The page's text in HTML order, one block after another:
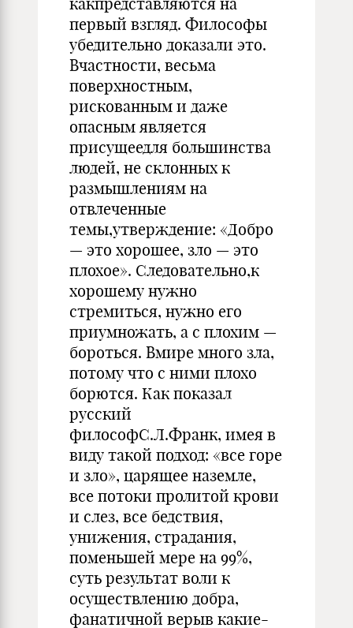
первый взгляд. Философы
убедительно доказали это.
Вчастности, весьма
поверхностным,
рискованным и даже
опасным является
присущеедля большинства
людей, не склонных к
размышлениям на
отвлеченные
темы,утверждение: «Добро
— это хорошее, зло — это
плохое». Следовательно,к
хорошему нужно
стремиться, нужно его
приумножать, а с плохим —
бороться. Вмире много зла,
потому что с ними плохо
борются. Как показал
русский
философС.Л.Франк, имея в
виду такой подход: «все горе
и зло», царящее наземле,
все потоки пролитой крови
и слез, все бедствия,
унижения, страдания,
поменьшей мере на 99%,
суть результат воли к
осуществлению добра,
фанатичной верыв какие-